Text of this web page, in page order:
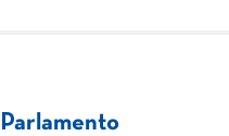
Parlamento